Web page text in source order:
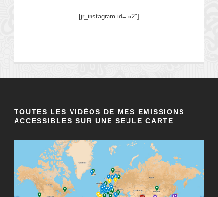
[jr_instagram id= »2″]
TOUTES LES VIDÉOS DE MES EMISSIONS
ACCESSIBLES SUR UNE SEULE CARTE